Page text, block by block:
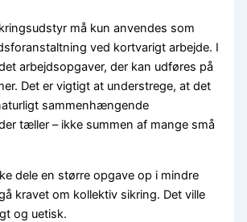
må kun anvendes som
ved kortvarigt arbejde. I
arbejdsopgaver, der kan udføres på
Det er vigtigt at understrege, at det
sammenhængende
tæller – ikke summen af mange små
dele en større opgave op i mindre
kravet om kollektiv sikring. Det ville
og uetisk.